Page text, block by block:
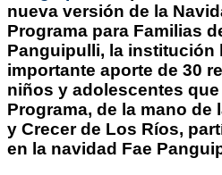
nueva versión de la
Programa para Familias
Panguipulli, la institución
importante aporte de 30
niños y adolescentes que
Programa, de la mano de
y Crecer de Los Ríos,
en la navidad Fae